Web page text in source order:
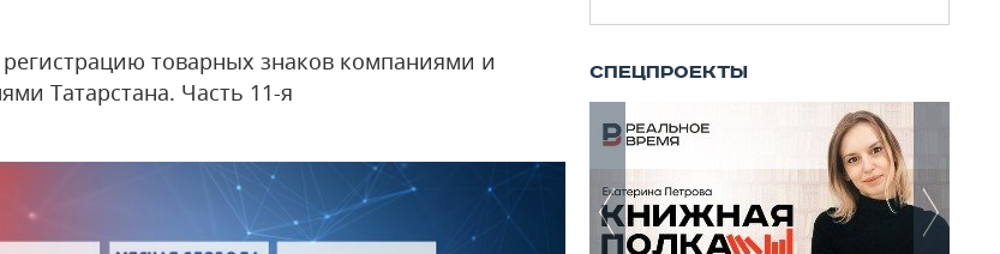
товарных знаков компаниями и
Татарстана. Часть 11-я